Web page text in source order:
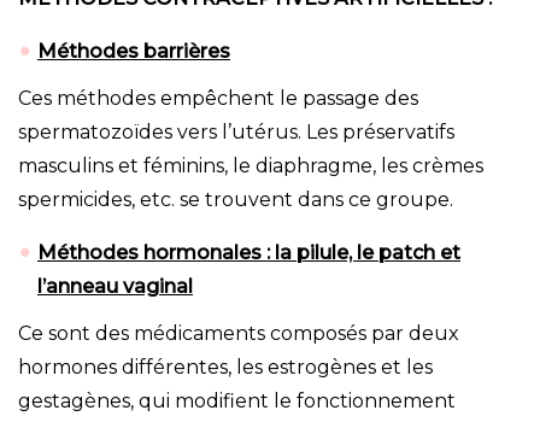
Méthodes barrières
Ces méthodes empêchent le passage des
spermatozoïdes vers l’utérus. Les préservatifs
masculins et féminins, le diaphragme, les crèmes
spermicides, etc. se trouvent dans ce groupe.
Méthodes hormonales : la pilule, le patch et
l’anneau vaginal
Ce sont des médicaments composés par deux
hormones différentes, les estrogènes et les
gestagènes, qui modifient le fonctionnement